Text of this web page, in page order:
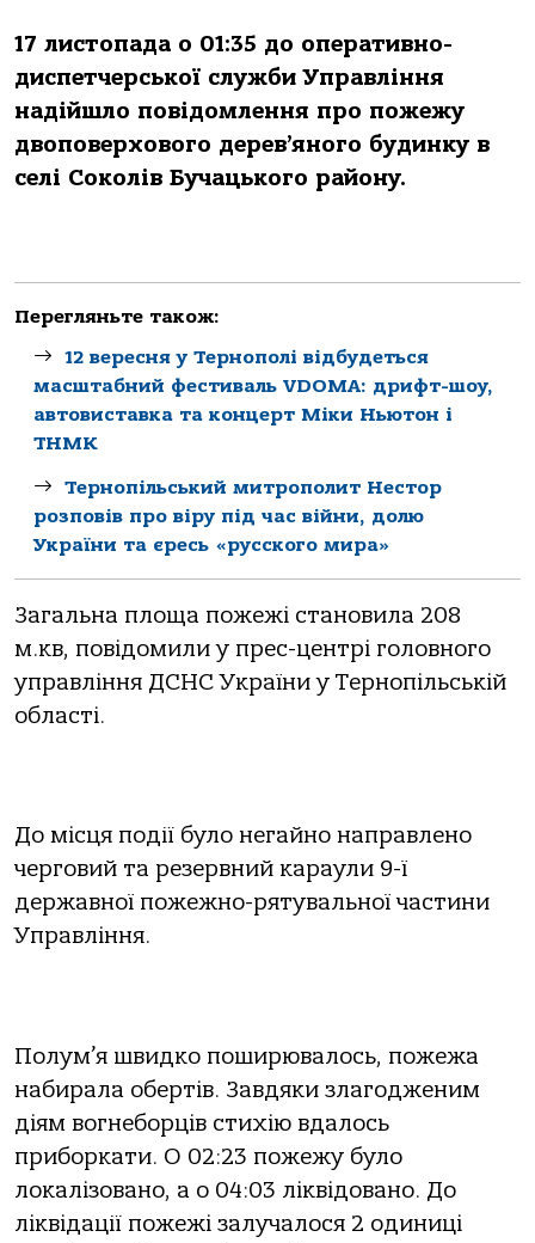
17 листопада о 01:35 до оперативно-
диспетчерської служби Управління
надійшло повідомлення про пожежу
двоповерхового дерев’яного будинку в
селі Соколів Бучацького району.
Перегляньте також:
12 вересня у Тернополі відбудеться
масштабний фестиваль VDOMA: дрифт-шоу,
автовиставка та концерт Міки Ньютон і
ТНМК
Тернопільський митрополит Нестор
розповів про віру під час війни, долю
України та єресь «русского мира»
Загальна площа пожежі становила 208
м.кв, повідомили у прес-центрі головного
управління ДСНС України у Тернопільській
області.
До місця події було негайно направлено
черговий та резервний караули 9-ї
державної пожежно-рятувальної частини
Управління.
Полум’я швидко поширювалось, пожежа
набирала обертів. Завдяки злагодженим
діям вогнеборців стихію вдалось
приборкати. О 02:23 пожежу було
локалізовано, а о 04:03 ліквідовано. До
ліквідації пожежі залучалося 2 одиниці